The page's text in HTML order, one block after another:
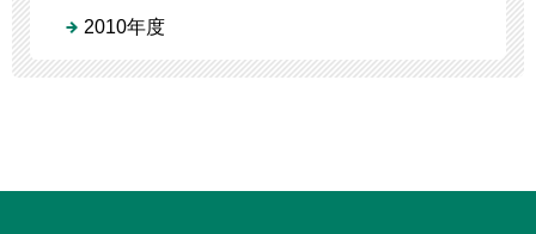
2010年度